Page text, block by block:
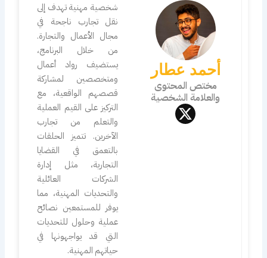
أحمد عطار
مختص المحتوى
والعلامة الشخصية
X
-
شخصية مهنية تهدف إلى
نقل تجارب ناجحة في
مجال الأعمال والتجارة.
من خلال البرنامج،
يستضيف رواد أعمال
ومتخصصين لمشاركة
قصصهم الواقعية، مع
التركيز على القيم العملية
والتعلم من تجارب
الآخرين. تتميز الحلقات
بالتعمق في القضايا
التجارية، مثل إدارة
الشركات العائلية
والتحديات المهنية، مما
يوفر للمستمعين نصائح
عملية وحلول للتحديات
التي قد يواجهونها في
حياتهم المهنية.